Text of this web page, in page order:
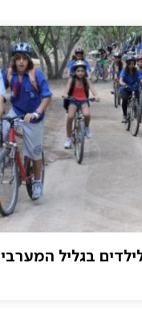
בגליל המערבי